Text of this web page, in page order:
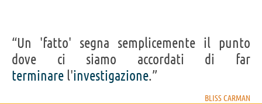
IDENTIKIT E DATI ANAGRAFICI
William Bliss
Cognome Carman
Pseudonimo Bliss Carman
Nato 15 aprile 1861
“Un 'fatto' segna semplicemente il punto
dove ci siamo accordati di far
terminare l'investigazione.”
BLISS CARMAN